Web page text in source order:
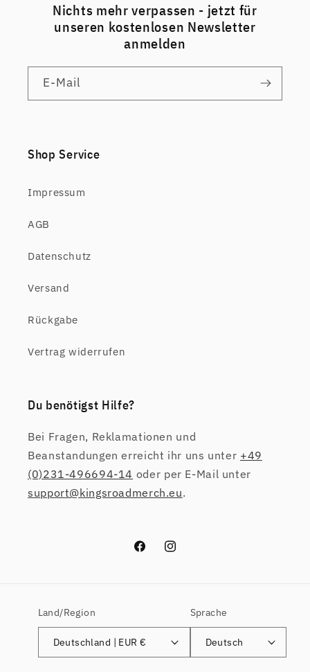
Nichts mehr verpassen - jetzt für
unseren kostenlosen Newsletter
anmelden
E-Mail
Shop Service
Impressum
AGB
Datenschutz
Versand
Rückgabe
Vertrag widerrufen
Du benötigst Hilfe?
Bei Fragen, Reklamationen und
Beanstandungen erreicht ihr uns unter +49
(0)231-496694-14 oder per E-Mail unter
support@kingsroadmerch.eu.
FacebookInstagram
Land/Region
Deutschland | EUR €
Sprache
Deutsch